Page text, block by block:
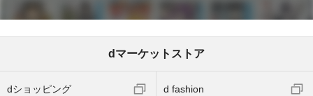
dマーケットストア
dショッピング d fashion